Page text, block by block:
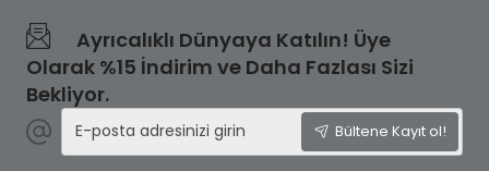
Ayrıcalıklı Dünyaya Katılın! Üye
Olarak %15 İndirim ve Daha Fazlası Sizi
Bekliyor.
E-
posta
adresinizi
Bültene Kayıt ol!